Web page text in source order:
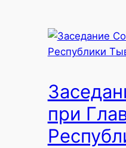
при